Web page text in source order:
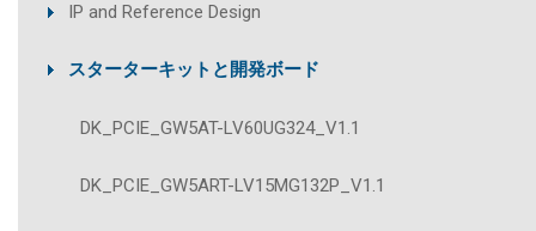
IP and Reference Design
スターターキットと開発ボード
DK_PCIE_GW5AT-LV60UG324_V1.1
DK_PCIE_GW5ART-LV15MG132P_V1.1